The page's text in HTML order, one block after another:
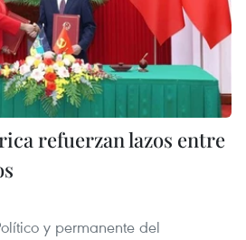
refuerzan lazos entre
y permanente del